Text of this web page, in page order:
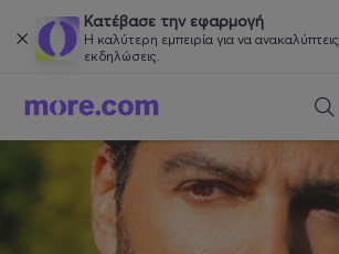
Κατέβασε την εφαρμογή
Η καλύτερη εμπειρία για να ανακαλύπτεις
εκδηλώσεις.